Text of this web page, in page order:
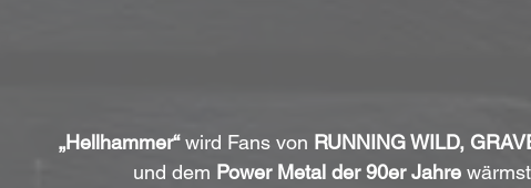
„Hellhammer“ wird Fans von RUNNING WILD,
und dem Power Metal der 90er Jahre